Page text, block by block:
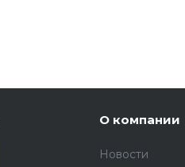
О компании
Новости